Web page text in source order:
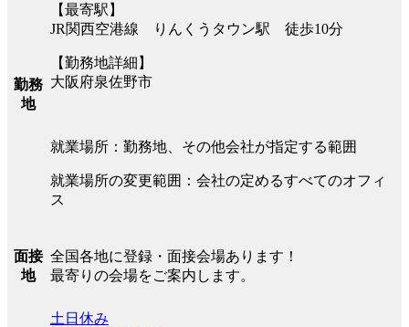
勤務
地
【最寄駅】
JR関西空港線 りんくうタウン駅 徒歩10分
【勤務地詳細】
大阪府泉佐野市
就業場所：勤務地、その他会社が指定する範囲
就業場所の変更範囲：会社の定めるすべてのオフィ
ス
面接
地
全国各地に登録・面接会場あります！
最寄りの会場をご案内します。
土日休み